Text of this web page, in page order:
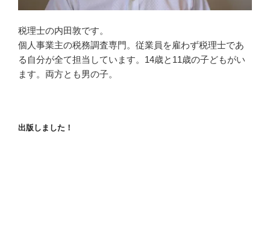
税理士の内田敦です。
個人事業主の税務調査専門。従業員を雇わず税理士であ
る自分が全て担当しています。14歳と11歳の子どもがい
ます。両方とも男の子。
出版しました！